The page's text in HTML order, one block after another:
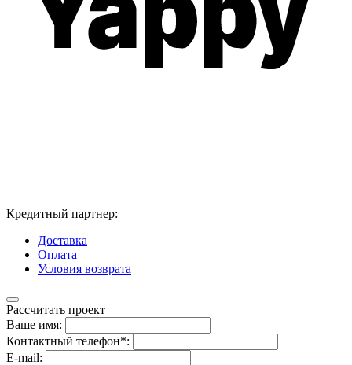
Кредитный партнер:
Доставка
Оплата
Условия возврата
Рассчитать проект
Ваше имя:
Контактный телефон*:
E-mail: